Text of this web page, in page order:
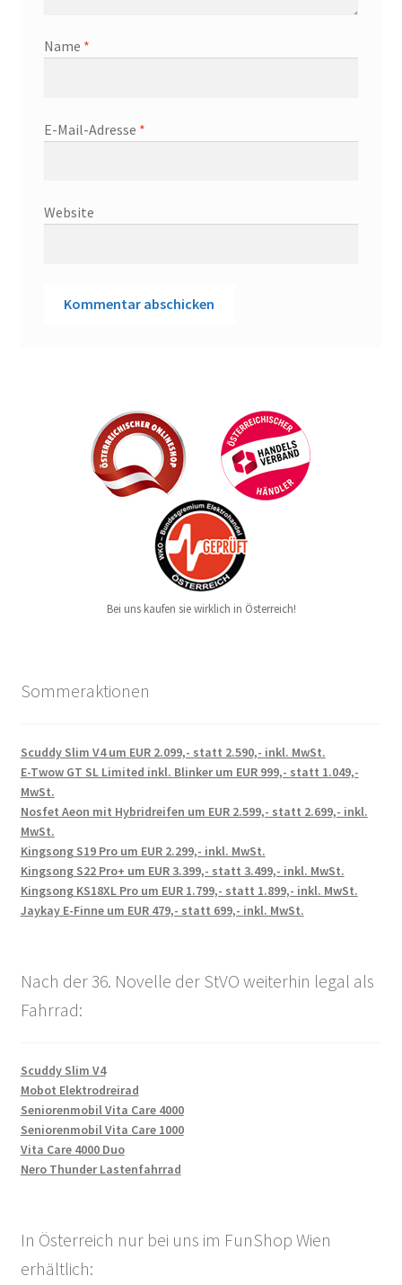
Name *
E-Mail-Adresse *
Website
Bei uns kaufen sie wirklich in Österreich!
Sommeraktionen
Scuddy Slim V4 um EUR 2.099,- statt 2.590,- inkl. MwSt.
E-Twow GT SL Limited inkl. Blinker um EUR 999,- statt 1.049,-
MwSt.
Nosfet Aeon mit Hybridreifen um EUR 2.599,- statt 2.699,- inkl.
MwSt.
Kingsong S19 Pro um EUR 2.299,- inkl. MwSt.
Kingsong S22 Pro+ um EUR 3.399,- statt 3.499,- inkl. MwSt.
Kingsong KS18XL Pro um EUR 1.799,- statt 1.899,- inkl. MwSt.
Jaykay E-Finne um EUR 479,- statt 699,- inkl. MwSt.
Nach der 36. Novelle der StVO weiterhin legal als
Fahrrad:
Scuddy Slim V4
Mobot Elektrodreirad
Seniorenmobil Vita Care 4000
Seniorenmobil Vita Care 1000
Vita Care 4000 Duo
Nero Thunder Lastenfahrrad
In Österreich nur bei uns im FunShop Wien
erhältlich: